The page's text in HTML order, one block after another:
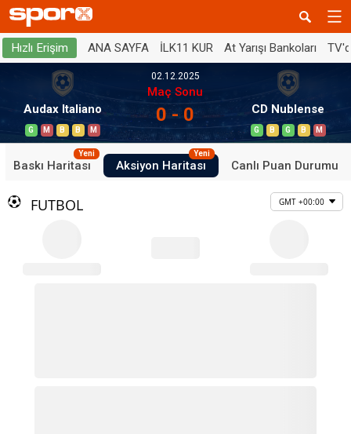
Hızlı Erişim ANA SAYFA İLK11 KUR At Yarışı Bankoları
Audax Italiano
G M B B M
02.12.2025
Maç Sonu
0 - 0 CD Nublense
G B G B M
Baskı Haritası
Yeni
Aksiyon Haritası
Yeni
Canlı Puan Durumu
FUTBOL GMT +00:00